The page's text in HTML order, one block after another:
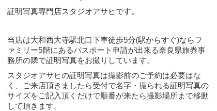
証明写真専門店スタジオアサヒです。
当店は大和西大寺駅北口下車徒歩5分(駅からすぐ)ならフ
ァミリー5階にあるパスポート申請が出来る奈良県旅券事
務所の隣で証明写真をお撮りしています。
スタジオアサヒの証明写真は撮影前のご予約は必要はな
く、ご来店頂きましたら受付で名字・撮られる証明写真の
サイズをご記入頂くだけで順番が来たら撮影場所まで移動
して頂きます。